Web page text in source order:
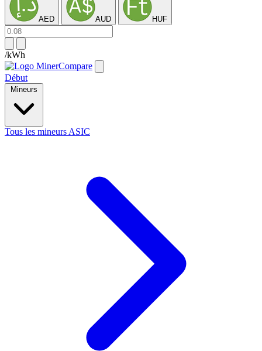
AED AUD HUF
/kWh
Début
Mineurs
Tous les mineurs ASIC